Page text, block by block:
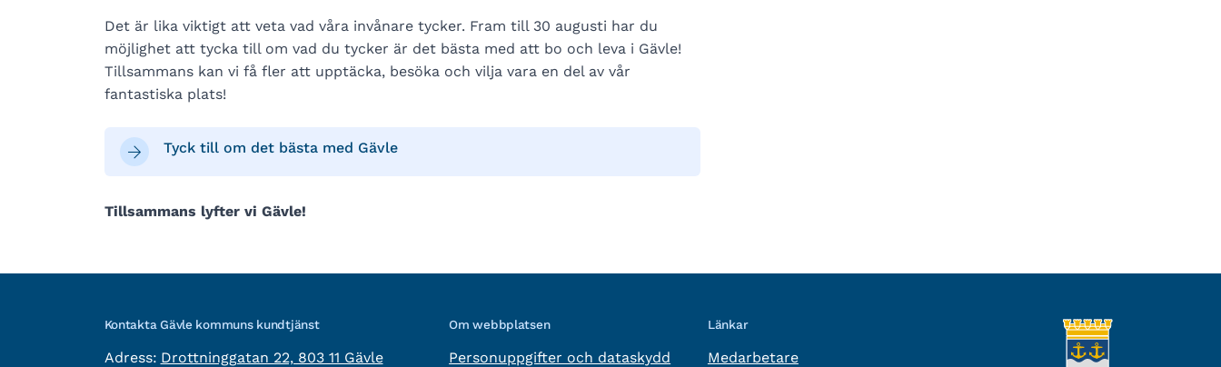
Det är lika viktigt att veta vad våra invånare tycker. Fram till 30 augusti har du
möjlighet att tycka till om vad du tycker är det bästa med att bo och leva i Gävle!
Tillsammans kan vi få fler att upptäcka, besöka och vilja vara en del av vår
fantastiska plats!
Tyck till om det bästa med Gävle
Tillsammans lyfter vi Gävle!
Kontakta Gävle kommuns kundtjänst
Adress: besöksadress:
Drottninggatan 22, 803 11 Gävle
Om webbplatsen
Personuppgifter och dataskydd
Länkar
Medarbetare